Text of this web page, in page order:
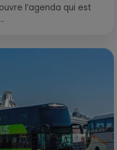
l’agenda qui est